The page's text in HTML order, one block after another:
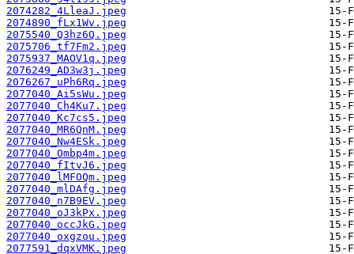
2074282_4LleaJ.jpeg
2074890_fLx1Wv.jpeg
2075540_Q3hz6Q.jpeg
2075706_tf7Fm2.jpeg
2075937_MAOV1q.jpeg
2076249_AD3w3j.jpeg
2076267_uPh6Rq.jpeg
2077040_Ai5sWu.jpeg
2077040_Ch4Ku7.jpeg
2077040_Kc7cs5.jpeg
2077040_MR6QnM.jpeg
2077040_Nw4ESk.jpeg
2077040_Ombp4m.jpeg
2077040_fItvJ6.jpeg
2077040_lMFOQm.jpeg
2077040_mlDAfg.jpeg
2077040_n7B9EV.jpeg
2077040_oJ3kPx.jpeg
2077040_occJkG.jpeg
2077040_oxgzou.jpeg
2077591_dqxVMK.jpeg